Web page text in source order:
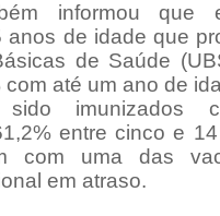
informou que
anos de idade que
de Saúde
com até um ano de
imunizados
entre cinco e
com uma das
em atraso.